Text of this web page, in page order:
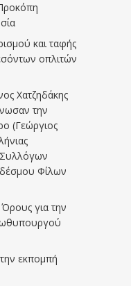
και ταφής
οπλιτών
Χατζηδάκης
την
(Γεώργιος
Συλλόγων
Φίλων
για την
εκπομπή